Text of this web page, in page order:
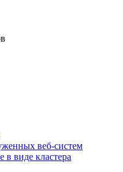
веб-систем
в виде кластера